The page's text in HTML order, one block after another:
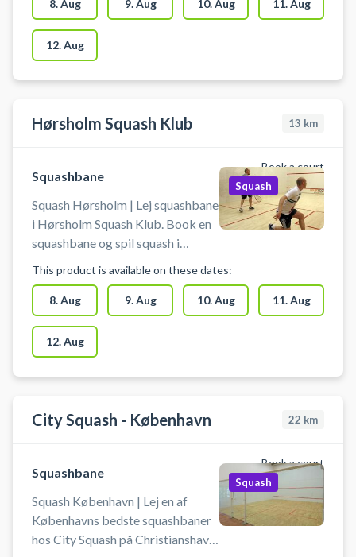
8. Aug 9. Aug 10. Aug 11. Aug
12. Aug
Hørsholm Squash Klub 13 km
Book a court
Squashbane
Squash Hørsholm | Lej squashbane
i Hørsholm Squash Klub. Book en
squashbane og spil squash i
squashhallen hos Hørsholm
Squash Klub.
Squash
This product is available on these dates:
8. Aug 9. Aug 10. Aug 11. Aug
12. Aug
City Squash - København 22 km
Book a court
Squashbane
Squash København | Lej en af
Københavns bedste squashbaner
hos City Squash på Christianshavn.
Squash